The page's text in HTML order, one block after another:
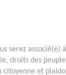
serez
droits des
citoyenne et